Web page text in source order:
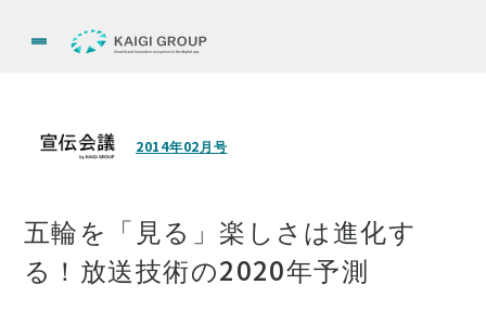
2014年02月号
五輪を「見る」楽しさは進化す
る！放送技術の2020年予測